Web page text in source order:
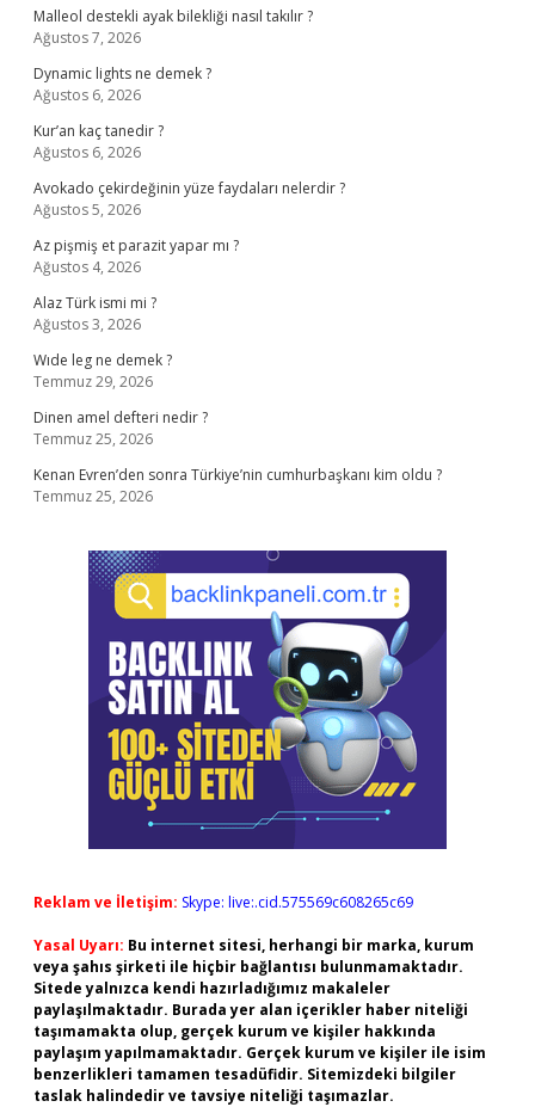
Malleol destekli ayak bilekliği nasıl takılır ?
Ağustos 7, 2026
Dynamic lights ne demek ?
Ağustos 6, 2026
Kur’an kaç tanedir ?
Ağustos 6, 2026
Avokado çekirdeğinin yüze faydaları nelerdir ?
Ağustos 5, 2026
Az pişmiş et parazit yapar mı ?
Ağustos 4, 2026
Alaz Türk ismi mi ?
Ağustos 3, 2026
Wıde leg ne demek ?
Temmuz 29, 2026
Dinen amel defteri nedir ?
Temmuz 25, 2026
Kenan Evren’den sonra Türkiye’nin cumhurbaşkanı kim oldu ?
Temmuz 25, 2026
Reklam ve İletişim: Skype: live:.cid.575569c608265c69
Yasal Uyarı: Bu internet sitesi, herhangi bir marka, kurum
veya şahıs şirketi ile hiçbir bağlantısı bulunmamaktadır.
Sitede yalnızca kendi hazırladığımız makaleler
paylaşılmaktadır. Burada yer alan içerikler haber niteliği
taşımamakta olup, gerçek kurum ve kişiler hakkında
paylaşım yapılmamaktadır. Gerçek kurum ve kişiler ile isim
benzerlikleri tamamen tesadüfidir. Sitemizdeki bilgiler
taslak halindedir ve tavsiye niteliği taşımazlar.